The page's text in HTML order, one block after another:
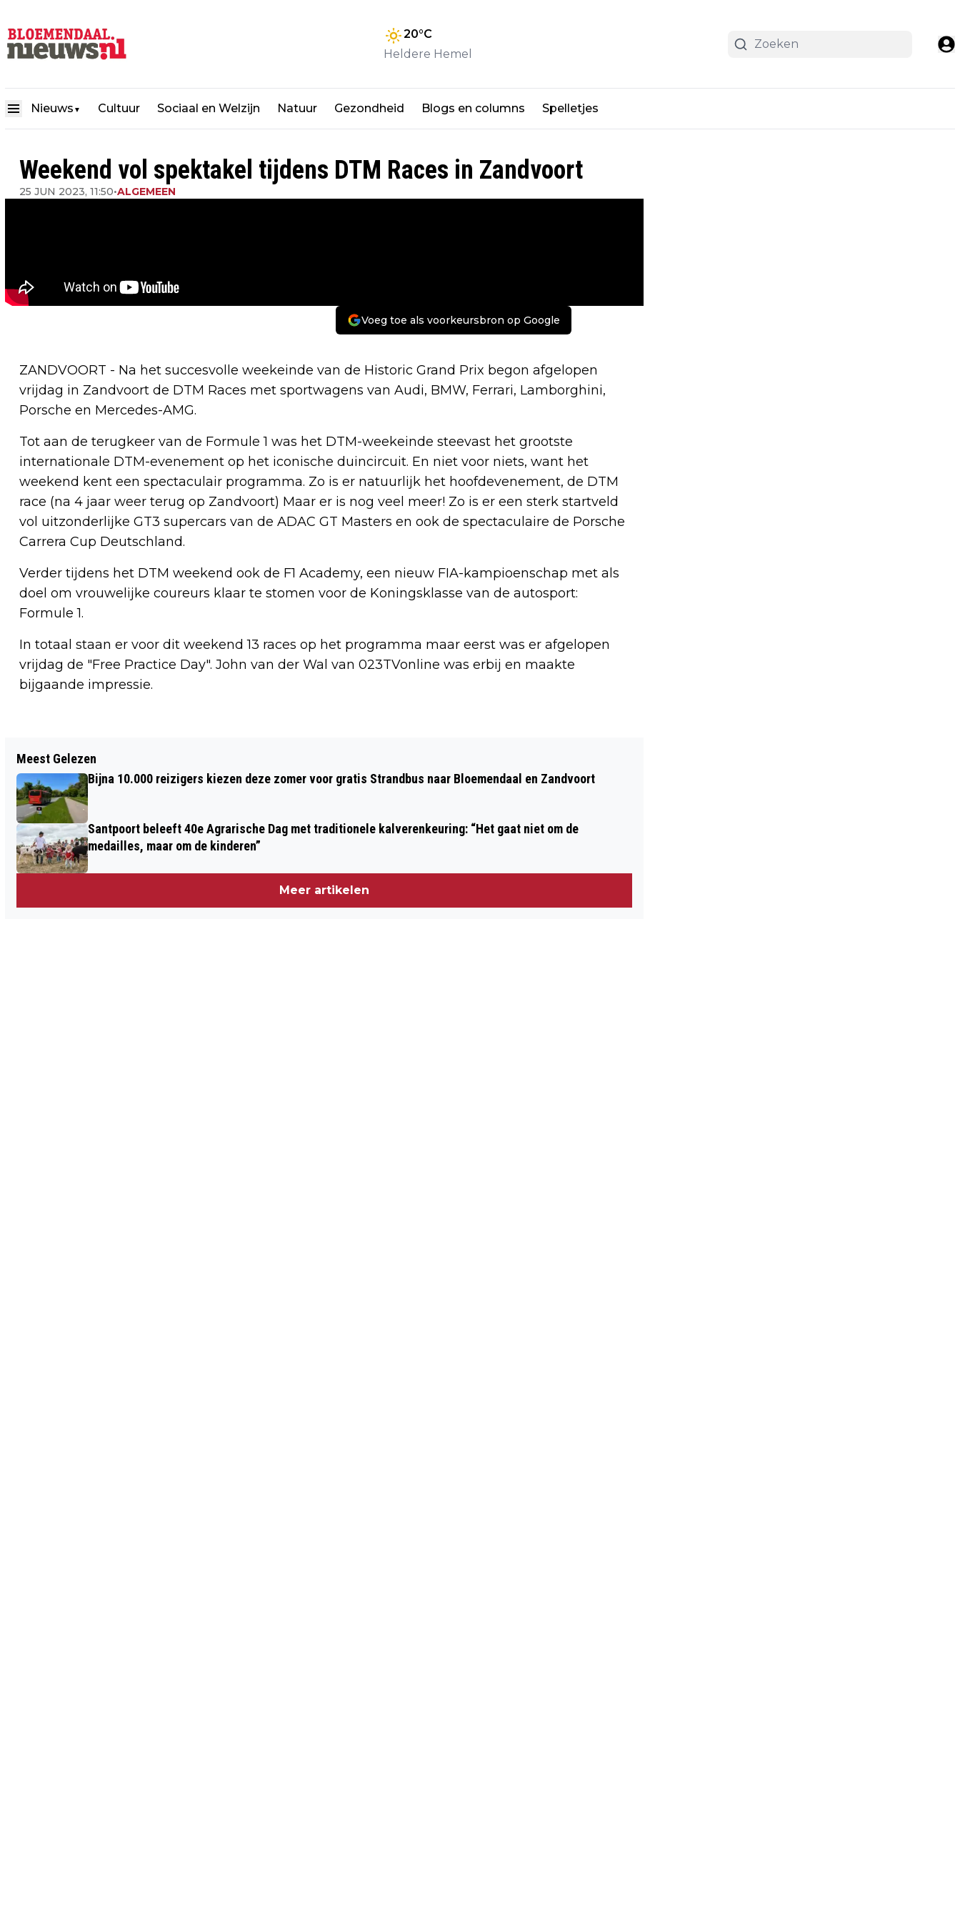
20°C
Heldere Hemel
Nieuws ▼ Cultuur Sociaal en Welzijn Natuur Gezondheid Blogs en columns Spelletjes
Weekend vol spektakel tijdens DTM Races in Zandvoort
25 JUN 2023, 11:50•ALGEMEEN
Voeg toe als voorkeursbron op Google
ZANDVOORT - Na het succesvolle weekeinde van de Historic Grand Prix begon afgelopen
vrijdag in Zandvoort de DTM Races met sportwagens van Audi, BMW, Ferrari, Lamborghini,
Porsche en Mercedes-AMG.
Tot aan de terugkeer van de Formule 1 was het DTM-weekeinde steevast het grootste
internationale DTM-evenement op het iconische duincircuit. En niet voor niets, want het
weekend kent een spectaculair programma. Zo is er natuurlijk het hoofdevenement, de DTM
race (na 4 jaar weer terug op Zandvoort) Maar er is nog veel meer! Zo is er een sterk startveld
vol uitzonderlijke GT3 supercars van de ADAC GT Masters en ook de spectaculaire de Porsche
Carrera Cup Deutschland.
Verder tijdens het DTM weekend ook de F1 Academy, een nieuw FIA-kampioenschap met als
doel om vrouwelijke coureurs klaar te stomen voor de Koningsklasse van de autosport:
Formule 1.
In totaal staan er voor dit weekend 13 races op het programma maar eerst was er afgelopen
vrijdag de "Free Practice Day". John van der Wal van 023TVonline was erbij en maakte
bijgaande impressie.
ZONOVERGOTEN 112-DAG OP
BRANDWEERKAZERNE HAARLEM
TREKT DUIZENDEN BEZOEKERS NAAR
Meest Gelezen
Bijna 10.000 reizigers kiezen deze zomer voor gratis Strandbus naar Bloemendaal en Zandvoort
Santpoort beleeft 40e Agrarische Dag met traditionele kalverenkeuring: “Het gaat niet om de
medailles, maar om de kinderen”
Meer artikelen